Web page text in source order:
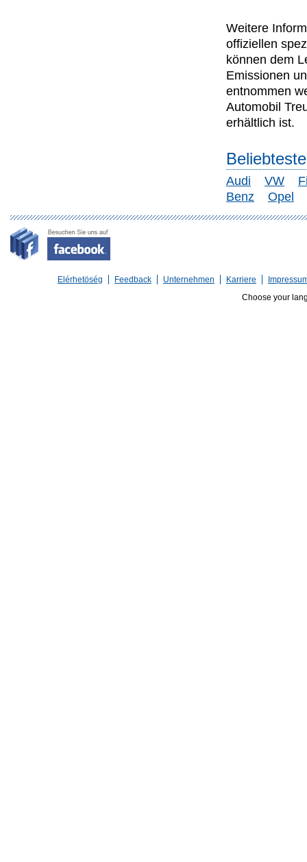
Weitere
offiziellen
können dem
Emissionen
entnommen
Automobil
erhältlich ist.
Audi VW
Benz
Opel
Elérhetöség Feedback Unternehmen Karriere
Choose your